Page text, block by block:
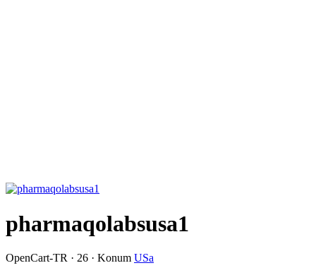
pharmaqolabsusa1
OpenCart-TR · 26 · Konum USa